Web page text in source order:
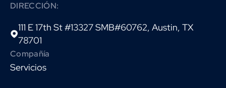
DIRECCIÓN:
111 E 17th St #13327 SMB#60762, Austin, TX
78701
Compañía
Servicios